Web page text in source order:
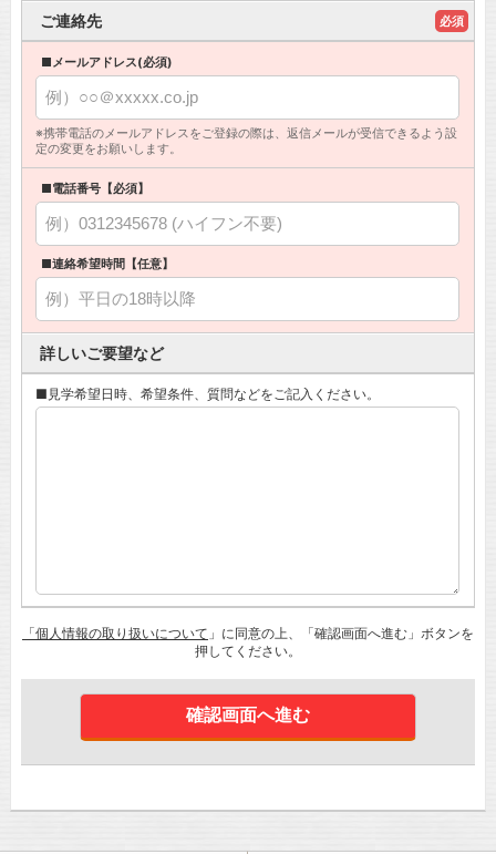
ご連絡先 必須
■メールアドレス(必須)
※携帯電話のメールアドレスをご登録の際は、返信メールが受信できるよう設
定の変更をお願いします。
■電話番号【必須】
■連絡希望時間【任意】
詳しいご要望など
■見学希望日時、希望条件、質問などをご記入ください。
「個人情報の取り扱いについて 」に同意の上、「確認画面へ進む」ボタンを
押してください。